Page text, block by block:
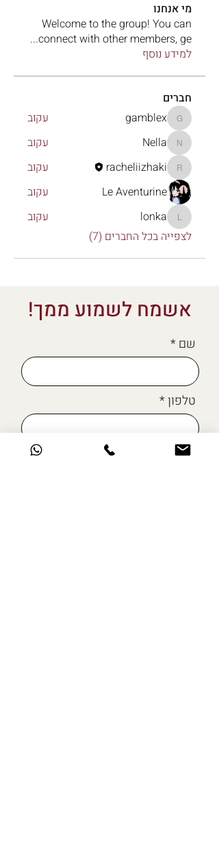
מי אנחנו
Welcome to the group! You can
connect with other members, ge
...
למידע נוסף
חברים
gamblex
gamblex עקוב
Nella
Nella עקוב
racheliizhaki
racheliizhaki
עקוב
Le Aventurine
עקוב
lonka
lonka
עקוב
לצפייה בכל החברים (7)
אשמח לשמוע ממך!
שם
טלפון
מייל